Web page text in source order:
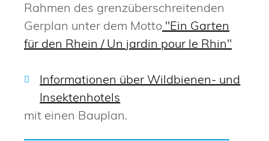
Rahmen des grenzüberschreitenden
Gerplan unter dem Motto "Ein Garten
für den Rhein / Un jardin pour le Rhin"
Informationen über Wildbienen- und
Insektenhotels
mit einen Bauplan.